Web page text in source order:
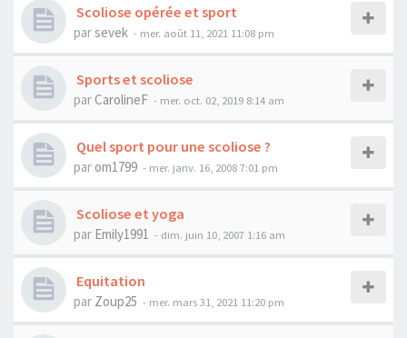
Scoliose opérée et sport
parsevek - mer. août 11, 2021 11:08 pm
Sports et scoliose
par CarolineF - mer. oct. 02, 2019 8:14 am
Quel sport pour une scoliose ?
par om1799 - mer. janv. 16, 2008 7:01 pm
Scoliose et yoga
par Emily1991 - dim. juin 10, 2007 1:16 am
Equitation
par Zoup25 - mer. mars 31, 2021 11:20 pm